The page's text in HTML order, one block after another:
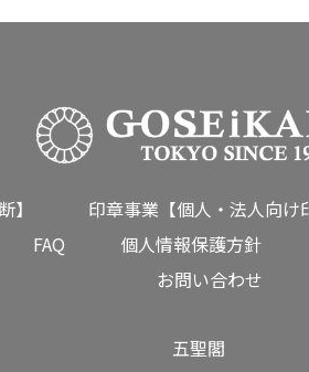
】 印章事業【個人・法人向け
FAQ 個人情報保護方針
お問い合わせ
五聖閣